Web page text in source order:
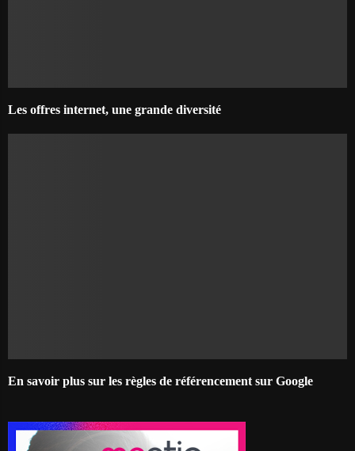
Les offres internet, une grande diversité
En savoir plus sur les règles de référencement sur Google